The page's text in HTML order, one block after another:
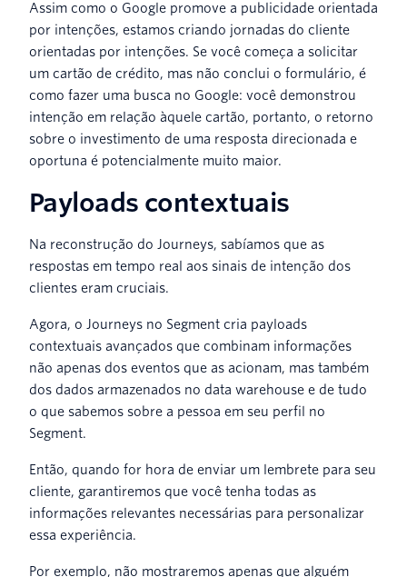
Assim como o Google promove a publicidade orientada
por intenções, estamos criando jornadas do cliente
orientadas por intenções. Se você começa a solicitar
um cartão de crédito, mas não conclui o formulário, é
como fazer uma busca no Google: você demonstrou
intenção em relação àquele cartão, portanto, o retorno
sobre o investimento de uma resposta direcionada e
oportuna é potencialmente muito maior.
Payloads contextuais
Na reconstrução do Journeys, sabíamos que as
respostas em tempo real aos sinais de intenção dos
clientes eram cruciais.
Agora, o Journeys no Segment cria payloads
contextuais avançados que combinam informações
não apenas dos eventos que as acionam, mas também
dos dados armazenados no data warehouse e de tudo
o que sabemos sobre a pessoa em seu perfil no
Segment.
Então, quando for hora de enviar um lembrete para seu
cliente, garantiremos que você tenha todas as
informações relevantes necessárias para personalizar
essa experiência.
Por exemplo, não mostraremos apenas que alguém